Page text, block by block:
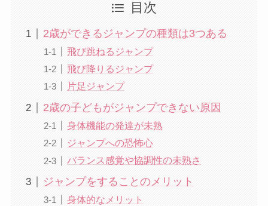
目次
2歳ができるジャンプの種類は3つある
飛び跳ねるジャンプ
飛び降りるジャンプ
片足ジャンプ
2歳の子どもがジャンプできない原因
身体機能の発達が未熟
ジャンプへの恐怖心
バランス感覚や協調性の未熟さ
ジャンプをすることのメリット
身体的なメリット